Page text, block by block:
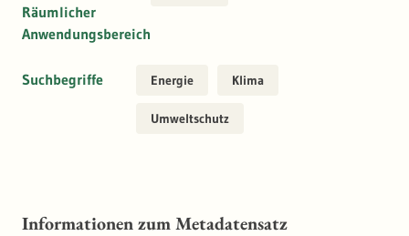
Räumlicher
Anwendungsbereich
Suchbegriffe Energie Klima
Umweltschutz
Informationen zum Metadatensatz